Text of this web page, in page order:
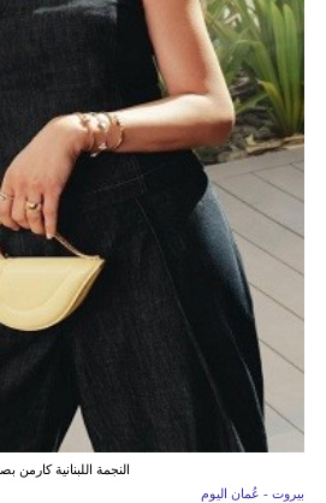
النجمة اللبنانية كارمن
بيروت - عُمان اليوم